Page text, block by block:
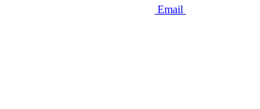
Email